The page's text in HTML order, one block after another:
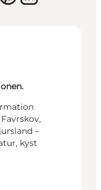
–
kyst